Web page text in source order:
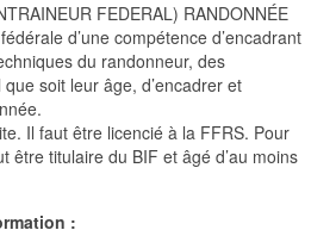
FEDERAL) RANDONNÉE
d’une compétence d’encadrant
du randonneur, des
soit leur âge, d’encadrer et
Il faut être licencié à la FFRS. Pour
être titulaire du BIF et âgé d’au moins
: